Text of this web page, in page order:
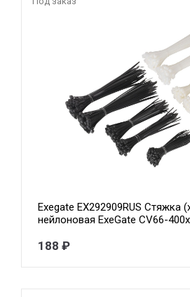
Exegate EX292909RUS Стяжка
нейлоновая ExeGate CV66-
-40°C - +85°C, черная, 100 шт)
188 ₽